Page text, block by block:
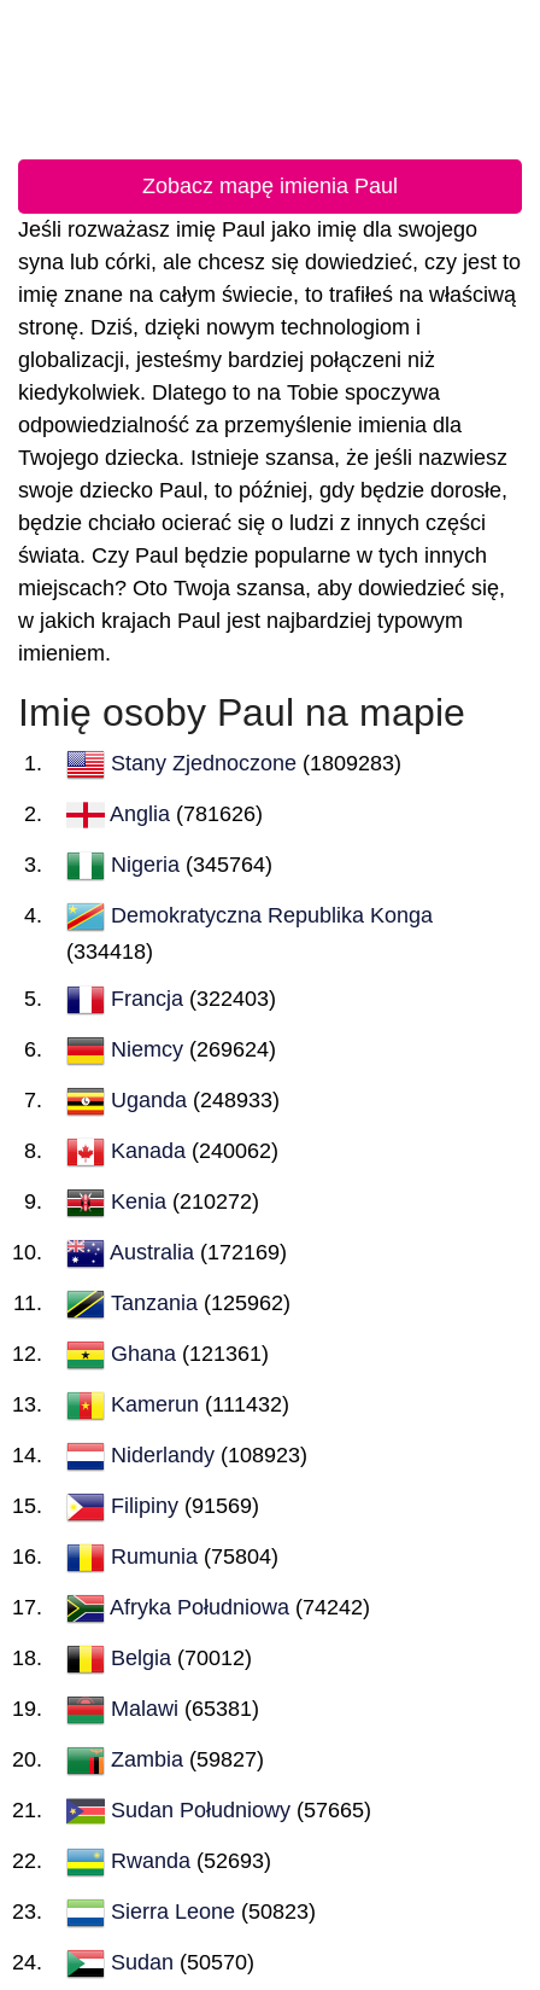
Zobacz mapę imienia Paul
Jeśli rozważasz imię Paul jako imię dla swojego
syna lub córki, ale chcesz się dowiedzieć, czy jest to
imię znane na całym świecie, to trafiłeś na właściwą
stronę. Dziś, dzięki nowym technologiom i
globalizacji, jesteśmy bardziej połączeni niż
kiedykolwiek. Dlatego to na Tobie spoczywa
odpowiedzialność za przemyślenie imienia dla
Twojego dziecka. Istnieje szansa, że jeśli nazwiesz
swoje dziecko Paul, to później, gdy będzie dorosłe,
będzie chciało ocierać się o ludzi z innych części
świata. Czy Paul będzie popularne w tych innych
miejscach? Oto Twoja szansa, aby dowiedzieć się,
w jakich krajach Paul jest najbardziej typowym
imieniem.
Imię osoby Paul na mapie
Stany Zjednoczone (1809283)
Anglia (781626)
Nigeria (345764)
Demokratyczna Republika Konga
(334418)
Francja (322403)
Niemcy (269624)
Uganda (248933)
Kanada (240062)
Kenia (210272)
Australia (172169)
Tanzania (125962)
Ghana (121361)
Kamerun (111432)
Niderlandy (108923)
Filipiny (91569)
Rumunia (75804)
Afryka Południowa (74242)
Belgia (70012)
Malawi (65381)
Zambia (59827)
Sudan Południowy (57665)
Rwanda (52693)
Sierra Leone (50823)
Sudan (50570)